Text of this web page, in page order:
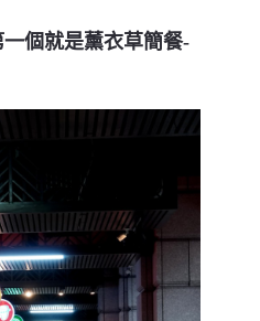
個就是薰衣草簡餐-